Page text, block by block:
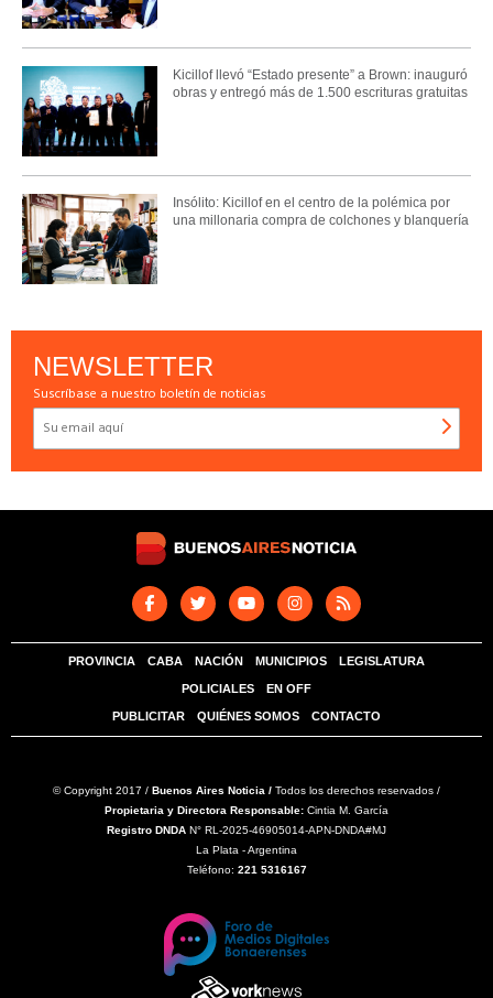
Kicillof llevó “Estado presente” a Brown: inauguró
obras y entregó más de 1.500 escrituras gratuitas
Insólito: Kicillof en el centro de la polémica por
una millonaria compra de colchones y blanquería
NEWSLETTER
Suscríbase a nuestro boletín de noticias
PROVINCIA CABA NACIÓN MUNICIPIOS LEGISLATURA
POLICIALES EN OFF
PUBLICITAR QUIÉNES SOMOS CONTACTO
© Copyright 2017 / Buenos Aires Noticia / Todos los derechos reservados /
Propietaria y Directora Responsable: Cintia M. García
Registro DNDA N° RL-2025-46905014-APN-DNDA#MJ
La Plata - Argentina
Teléfono: 221 5316167